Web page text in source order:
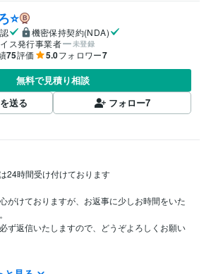
⭐️
機密保持契約(NDA)
ス発行事業者
未登録
75評価 5.0フォロワー7
無料で見積り相談
送る
フォロー7
24時間受け付けております
がけておりますが、お返事に少しお時間をいた
ず返信いたしますので、どうぞよろしくお願い